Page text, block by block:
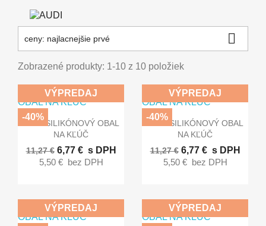
ceny: najlacnejšie prvé 
Zobrazené produkty: 1-10 z 10 položiek
 Rýchly náhľad
AUDI SILIKÓNOVÝ OBAL
NA KĽÚČ
11,27 € 6,77 € s DPH
5,50 € bez DPH
VÝPREDAJ
-40%  Rýchly náhľad
AUDI SILIKÓNOVÝ OBAL
NA KĽÚČ
11,27 € 6,77 € s DPH
5,50 € bez DPH
VÝPREDAJ
-40%
VÝPREDAJ VÝPREDAJ